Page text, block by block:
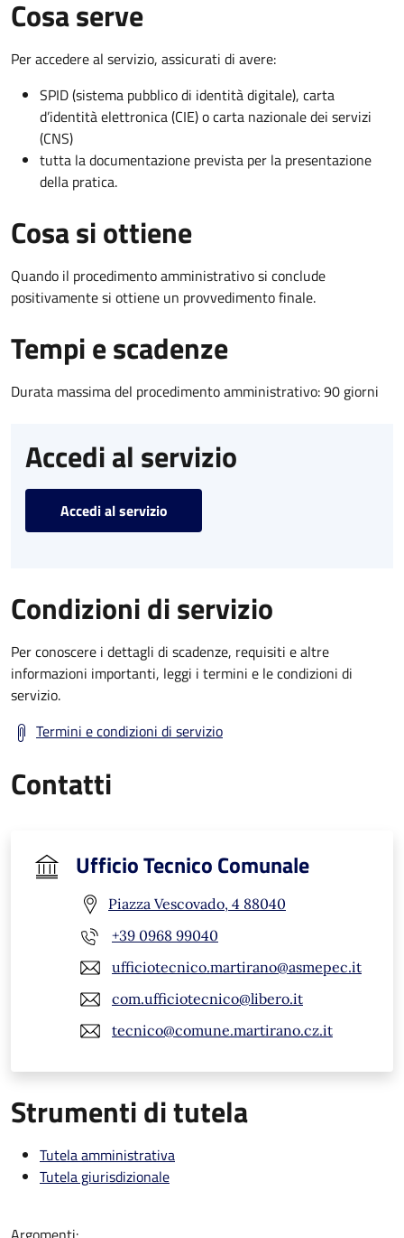
Cosa serve
Per accedere al servizio, assicurati di avere:
SPID (sistema pubblico di identità digitale), carta
d’identità elettronica (CIE) o carta nazionale dei servizi
(CNS)
tutta la documentazione prevista per la presentazione
della pratica.
Cosa si ottiene
Quando il procedimento amministrativo si conclude
positivamente si ottiene un provvedimento finale.
Tempi e scadenze
Durata massima del procedimento amministrativo: 90 giorni
Accedi al servizio
Accedi al servizio
Condizioni di servizio
Per conoscere i dettagli di scadenze, requisiti e altre
informazioni importanti, leggi i termini e le condizioni di
servizio.
Termini e condizioni di servizio
Contatti
Ufficio Tecnico Comunale
Piazza Vescovado, 4 88040
+39 0968 99040
ufficiotecnico.martirano@asmepec.it
com.ufficiotecnico@libero.it
tecnico@comune.martirano.cz.it
Strumenti di tutela
Tutela amministrativa
Tutela giurisdizionale